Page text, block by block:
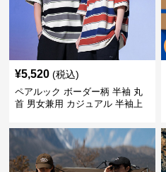
¥5,520 (税込)
ペアルック ボーダー柄 半袖 丸
首 男女兼用 カジュアル 半袖上